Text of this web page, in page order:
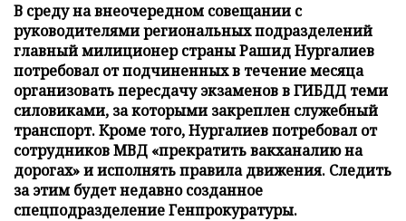
В среду на внеочередном совещании с
руководителями региональных подразделений
главный милиционер страны Рашид Нургалиев
потребовал от подчиненных в течение месяца
организовать пересдачу экзаменов в ГИБДД теми
силовиками, за которыми закреплен служебный
транспорт. Кроме того, Нургалиев потребовал от
сотрудников МВД «прекратить вакханалию на
дорогах» и исполнять правила движения. Следить
за этим будет недавно созданное
спецподразделение Генпрокуратуры.